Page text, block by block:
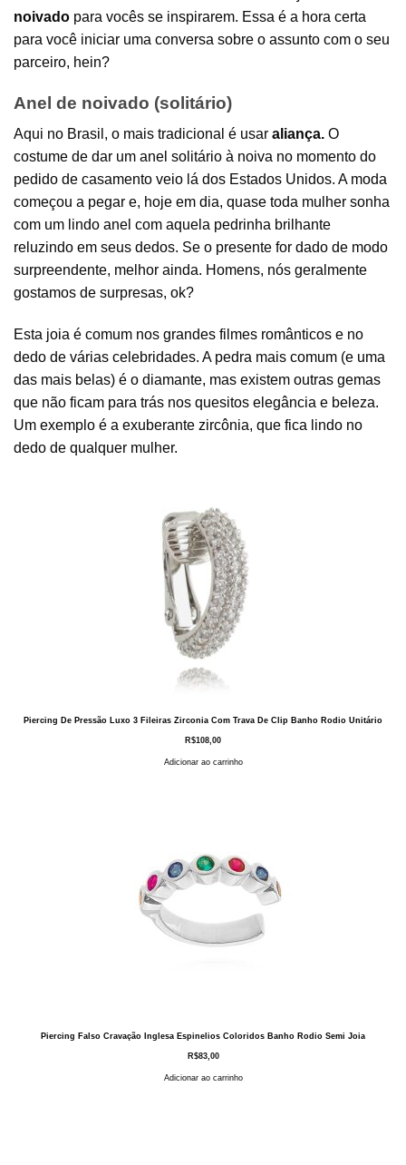
noivado para vocês se inspirarem. Essa é a hora certa
para você iniciar uma conversa sobre o assunto com o seu
parceiro, hein?
Anel de noivado (solitário)
Aqui no Brasil, o mais tradicional é usar aliança. O
costume de dar um anel solitário à noiva no momento do
pedido de casamento veio lá dos Estados Unidos. A moda
começou a pegar e, hoje em dia, quase toda mulher sonha
com um lindo anel com aquela pedrinha brilhante
reluzindo em seus dedos. Se o presente for dado de modo
surpreendente, melhor ainda. Homens, nós geralmente
gostamos de surpresas, ok?
Esta joia é comum nos grandes filmes românticos e no
dedo de várias celebridades. A pedra mais comum (e uma
das mais belas) é o diamante, mas existem outras gemas
que não ficam para trás nos quesitos elegância e beleza.
Um exemplo é a exuberante zircônia, que fica lindo no
dedo de qualquer mulher.
Piercing De Pressão Luxo 3 Fileiras Zirconia Com Trava De Clip Banho Rodio Unitário
R$108,00
Adicionar ao carrinho
Piercing Falso Cravação Inglesa Espinelios Coloridos Banho Rodio Semi Joia
R$83,00
Adicionar ao carrinho